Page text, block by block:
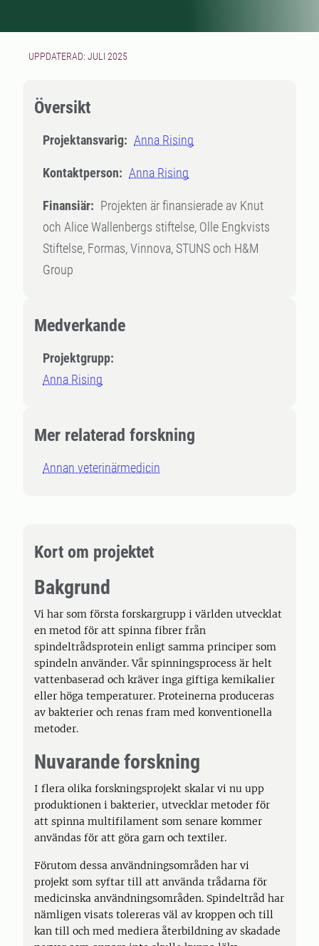
UPPDATERAD: JULI 2025
Översikt
Projektansvarig: Anna Rising
Kontaktperson: Anna Rising
Finansiär: Projekten är finansierade av Knut
och Alice Wallenbergs stiftelse, Olle Engkvists
Stiftelse, Formas, Vinnova, STUNS och H&M
Group
Medverkande
Projektgrupp:
Anna Rising
Mer relaterad forskning
Annan veterinärmedicin
Kort om projektet
Bakgrund
Vi har som första forskargrupp i världen utvecklat
en metod för att spinna fibrer från
spindeltrådsprotein enligt samma principer som
spindeln använder. Vår spinningsprocess är helt
vattenbaserad och kräver inga giftiga kemikalier
eller höga temperaturer. Proteinerna produceras
av bakterier och renas fram med konventionella
metoder.
Nuvarande forskning
I flera olika forskningsprojekt skalar vi nu upp
produktionen i bakterier, utvecklar metoder för
att spinna multifilament som senare kommer
användas för att göra garn och textiler.
Förutom dessa användningsområden har vi
projekt som syftar till att använda trådarna för
medicinska användningsområden. Spindeltråd har
nämligen visats tolereras väl av kroppen och till
kan till och med mediera återbildning av skadade